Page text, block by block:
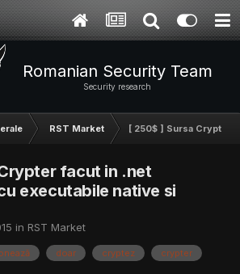
Romanian Security Team
Security research
RST Market [ 250$ ] Sursa Crypter
facut in .net
executabile native si
in RST Market
doar cryptez crypter